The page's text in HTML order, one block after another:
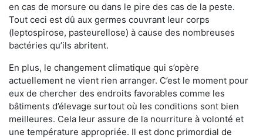
en cas de morsure ou dans le pire des cas de la peste.
Tout ceci est dû aux germes couvrant leur corps
(leptospirose, pasteurellose) à cause des nombreuses
bactéries qu’ils abritent.
En plus, le changement climatique qui s’opère
actuellement ne vient rien arranger. C’est le moment pour
eux de chercher des endroits favorables comme les
bâtiments d’élevage surtout où les conditions sont bien
meilleures. Cela leur assure de la nourriture à volonté et
une température appropriée. Il est donc primordial de